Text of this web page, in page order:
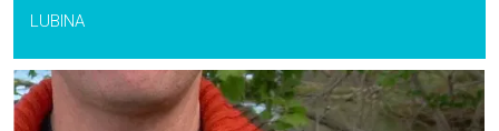
LUBINA